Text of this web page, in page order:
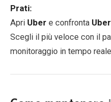
Prati:
Apri Uber e confronta
Scegli il più veloce con il
monitoraggio in tempo